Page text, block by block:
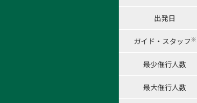
出発日
ガイド・スタッフ ※
最少催行人数
最大催行人数